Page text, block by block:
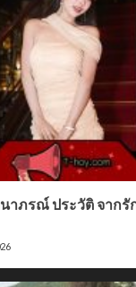
นาภรณ์ ประวัติ จากรั